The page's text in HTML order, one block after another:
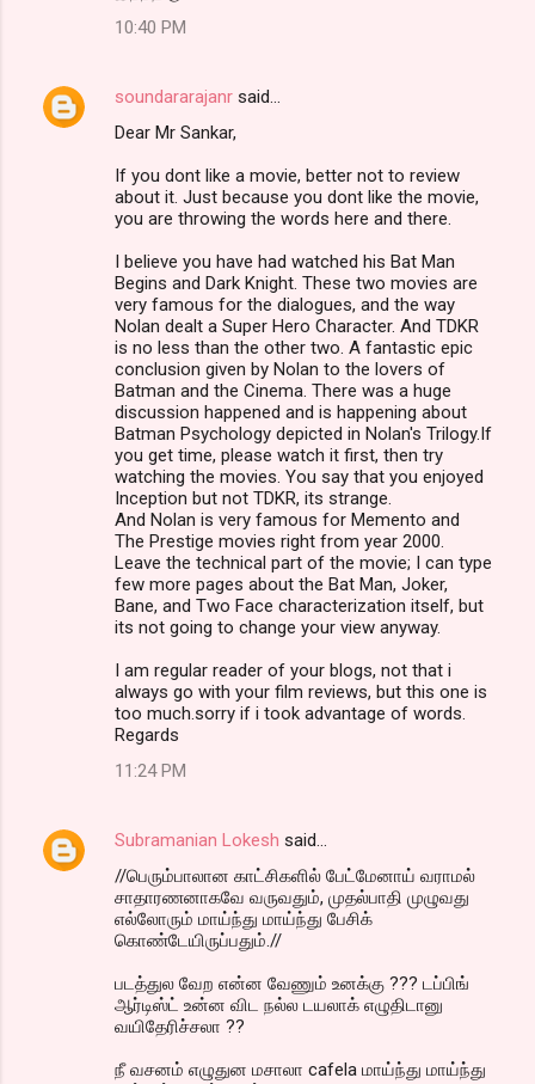
10:40 PM
soundararajanr said…
Dear Mr Sankar,
If you dont like a movie, better not to review
about it. Just because you dont like the movie,
you are throwing the words here and there.
I believe you have had watched his Bat Man
Begins and Dark Knight. These two movies are
very famous for the dialogues, and the way
Nolan dealt a Super Hero Character. And TDKR
is no less than the other two. A fantastic epic
conclusion given by Nolan to the lovers of
Batman and the Cinema. There was a huge
discussion happened and is happening about
Batman Psychology depicted in Nolan's Trilogy.If
you get time, please watch it first, then try
watching the movies. You say that you enjoyed
Inception but not TDKR, its strange.
And Nolan is very famous for Memento and
The Prestige movies right from year 2000.
Leave the technical part of the movie; I can type
few more pages about the Bat Man, Joker,
Bane, and Two Face characterization itself, but
its not going to change your view anyway.
I am regular reader of your blogs, not that i
always go with your film reviews, but this one is
too much.sorry if i took advantage of words.
Regards
11:24 PM
Subramanian Lokesh said…
//பெரும்பாலான காட்சிகளில் பேட்மேனாய் வராமல்
சாதாரணனாகவே வருவதும், முதல்பாதி முழுவது
எல்லோரும் மாய்ந்து மாய்ந்து பேசிக்
கொண்டேயிருப்பதும்.//
படத்துல வேற என்ன வேணும் உனக்கு ??? டப்பிங்
ஆர்டிஸ்ட் உன்ன விட நல்ல டயலாக் எழுதிடானு
வயிதேரிச்சலா ??
நீ வசனம் எழுதுன மசாலா cafela மாய்ந்து மாய்ந்து